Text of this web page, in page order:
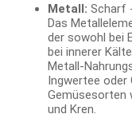
Metall: Scharf
Das
der sowohl bei
bei innerer
Metall-
Ingwertee oder
Gemüsesorten
und Kren.